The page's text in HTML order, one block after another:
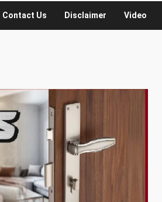
Contact Us Disclaimer Video